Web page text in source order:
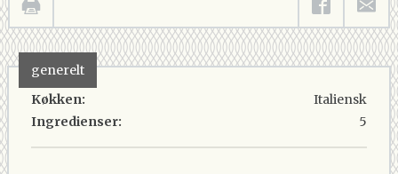
generelt
Køkken:
Ingredienser:
Italiensk
5